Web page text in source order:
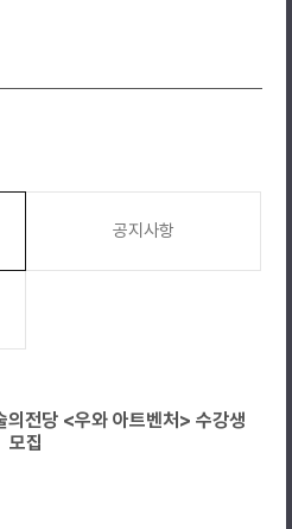
공지사항
전당 <우와 아트벤처> 수강생
모집